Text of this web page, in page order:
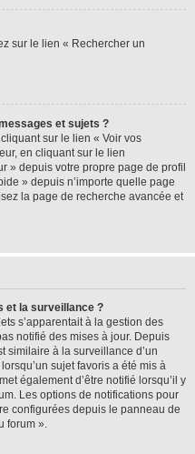
sur le lien « Rechercher un
et sujets ?
sur le lien « Voir vos
en cliquant sur le lien
» depuis votre propre page de profil
» depuis n’importe quelle page
la page de recherche avancée et
et la surveillance ?
s’apparentait à la gestion des
notifié des mises à jour. Depuis
similaire à la surveillance d’un
sujet favoris a été mis à
également d’être notifié lorsqu’il y
Les options de notifications pour
configurées depuis le panneau de
forum ».